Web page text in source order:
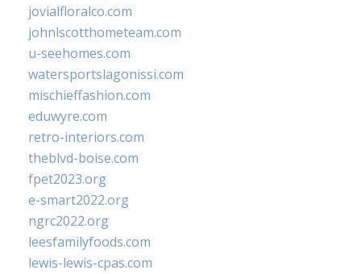
jovialfloralco.com
johnlscotthometeam.com
u-seehomes.com
watersportslagonissi.com
mischieffashion.com
eduwyre.com
retro-interiors.com
theblvd-boise.com
fpet2023.org
e-smart2022.org
ngrc2022.org
leesfamilyfoods.com
lewis-lewis-cpas.com